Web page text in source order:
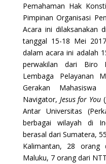
Pemahaman Hak
Pimpinan Organisasi
Acara ini dilaksanakan
tanggal 15-18 Mei
dalam acara ini adalah
perwakilan dari Biro
Lembaga Pelayanan
Gerakan Mahasiswa
Navigator, Jesus for You
Antar Universitas
berbagai wilayah di
berasal dari Sumatera,
Kalimantan, 28
Maluku, 7 orang dari